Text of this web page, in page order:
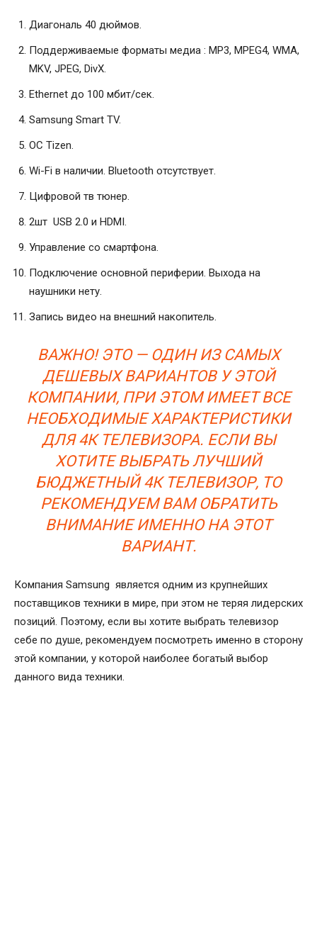
Диагональ 40 дюймов.
Поддерживаемые форматы медиа : MP3, MPEG4, WMA,
MKV, JPEG, DivX.
Ethernet до 100 мбит/сек.
Samsung Smart TV.
ОС Tizen.
Wi-Fi в наличии. Bluetooth отсутствует.
Цифровой тв тюнер.
2шт USB 2.0 и HDMI.
Управление со смартфона.
Подключение основной периферии. Выхода на
наушники нету.
Запись видео на внешний накопитель.
ВАЖНО! ЭТО — ОДИН ИЗ САМЫХ
ДЕШЕВЫХ ВАРИАНТОВ У ЭТОЙ
КОМПАНИИ, ПРИ ЭТОМ ИМЕЕТ ВСЕ
НЕОБХОДИМЫЕ ХАРАКТЕРИСТИКИ
ДЛЯ 4К ТЕЛЕВИЗОРА. ЕСЛИ ВЫ
ХОТИТЕ ВЫБРАТЬ ЛУЧШИЙ
БЮДЖЕТНЫЙ 4К ТЕЛЕВИЗОР, ТО
РЕКОМЕНДУЕМ ВАМ ОБРАТИТЬ
ВНИМАНИЕ ИМЕННО НА ЭТОТ
ВАРИАНТ.
Компания Samsung является одним из крупнейших
поставщиков техники в мире, при этом не теряя лидерских
позиций. Поэтому, если вы хотите выбрать телевизор
себе по душе, рекомендуем посмотреть именно в сторону
этой компании, у которой наиболее богатый выбор
данного вида техники.